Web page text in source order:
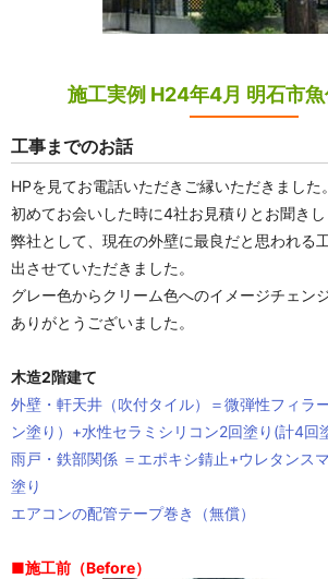
施工実例 H24年4月 明石市
工事までのお話
HPを見てお電話いただきご縁いただきました
初めてお会いした時に4社お見積りとお聞きし
弊社として、現在の外壁に最良だと思われる
出させていただきました。
グレー色からクリーム色へのイメージチェンジ
ありがとうございました。
木造2階建て
外壁・軒天井（吹付タイル）＝微弾性フィラ
ン塗り）+水性セラミシリコン2回塗り(計4回
雨戸・鉄部関係 ＝エポキシ錆止+ウレタンス
塗り
エアコンの配管テープ巻き（無償）
■施工前（Before）